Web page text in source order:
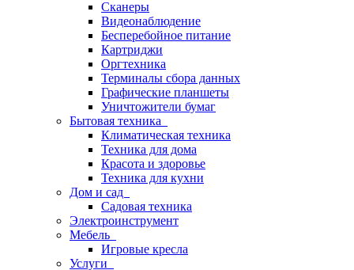
Сканеры
Видеонаблюдение
Бесперебойное питание
Картриджи
Оргтехника
Терминалы сбора данных
Графические планшеты
Уничтожители бумаг
Бытовая техника
Климатическая техника
Техника для дома
Красота и здоровье
Техника для кухни
Дом и сад
Садовая техника
Электроинструмент
Мебель
Игровые кресла
Услуги